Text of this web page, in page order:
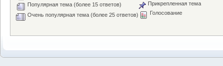
Популярная тема (более 15 ответов)
Очень популярная тема (более 25 ответов)
Прикрепленная тема
Голосование